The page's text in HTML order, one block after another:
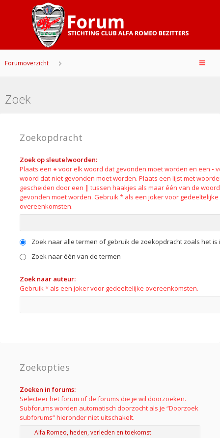
Forumoverzicht
Zoek
Zoekopdracht
Zoek op sleutelwoorden:
Plaats een + voor elk woord dat gevonden moet worden en een -
woord dat niet gevonden moet worden. Plaats een lijst met
gescheiden door een | tussen haakjes als maar één van de
gevonden moet worden. Gebruik * als een joker voor gedeeltelijke
overeenkomsten.
Zoek naar alle termen of gebruik de zoekopdracht zoals het is
Zoek naar één van de termen
Zoek naar auteur:
Gebruik * als een joker voor gedeeltelijke overeenkomsten.
Zoekopties
Zoeken in forums:
Selecteer het forum of de forums die je wil doorzoeken.
Subforums worden automatisch doorzocht als je “Doorzoek
subforums“ hieronder niet uitschakelt.